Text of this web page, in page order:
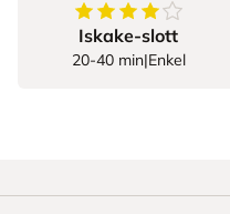
4av5stjerner
Iskake-slott
20-40 min|Enkel